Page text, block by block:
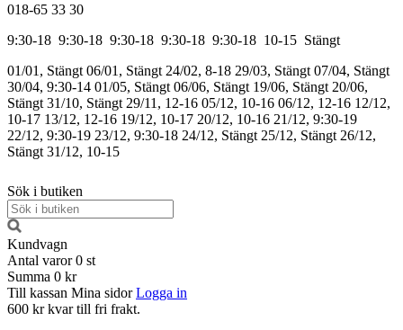
018-65 33 30
9:30-18 9:30-18 9:30-18 9:30-18 9:30-18 10-15 Stängt
01/01, Stängt 06/01, Stängt 24/02, 8-18 29/03, Stängt 07/04, Stängt
30/04, 9:30-14 01/05, Stängt 06/06, Stängt 19/06, Stängt 20/06,
Stängt 31/10, Stängt 29/11, 12-16 05/12, 10-16 06/12, 12-16 12/12,
10-17 13/12, 12-16 19/12, 10-17 20/12, 10-16 21/12, 9:30-19
22/12, 9:30-19 23/12, 9:30-18 24/12, Stängt 25/12, Stängt 26/12,
Stängt 31/12, 10-15
Sök i butiken
Kundvagn
Antal varor 0 st
Summa 0 kr
Till kassan Mina sidor Logga in
600 kr kvar till fri frakt.